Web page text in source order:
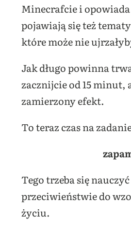
Minecrafciei
pojawiają się też
które może nie
Jak długo powinna
zacznijcie od 15 minut,
zamierzony efekt.
To teraz czas na
Tego trzeba się
przeciwieństwie do
życiu.